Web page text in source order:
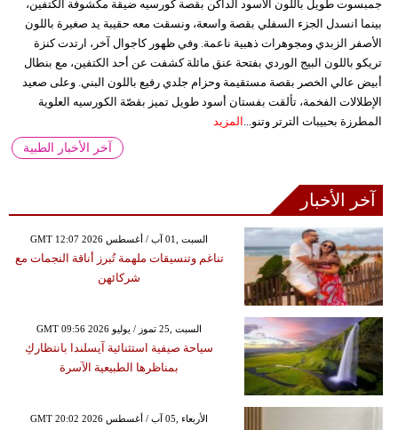
جمبسوت طويل باللون الأسود الداكن بقصة كورسيه ضيقة مكشوفة الكتفين،
بينما انسدل الجزء السفلي بقصة واسعة، ونسقت معه حقيبة يد صغيرة باللون
الأصفر الزبدي ومجوهرات ذهبية ناعمة. وفي ظهور كاجوال آخر، ارتدت كنزة
تريكو باللون البيج الوردي بفتحة عنق مائلة كشفت عن أحد الكتفين، مع بنطال
أبيض عالي الخصر بقصة مستقيمة وحزام جلدي رفيع باللون البني. وعلى صعيد
الإطلالات الفخمة، تألقت بفستان أسود طويل تميز بقصّة الكورسيه العلوية
المطرزة بحبيبات الترتر وتنو... المزيد
آخر الأخبار الطبية
آخر الأخبار
GMT 12:07 2026 السبت ,01 آب / أغسطس
تناغم وتنسيقات ملهمة تُبرز أناقة النجمات مع
شركائهن
GMT 09:56 2026 السبت ,25 تموز / يوليو
سياحة صيفية استثنائية آيسلندا بانتظاركِ
بمناظرها الطبيعية الآسرة
GMT 20:02 2026 الأربعاء ,05 آب / أغسطس